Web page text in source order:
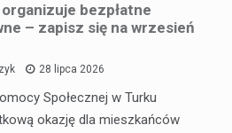
bezpłatne
– zapisz się na wrzesień
28 lipca 2026
Społecznej w Turku
okazję dla mieszkańców